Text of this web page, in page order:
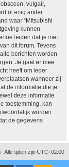
vulgair,
of enig ander
waar “Mitsubishi
kunnen
leiden dat je met
dit forum. Tevens
berichten worden
Je gaat er mee
heeft om ieder
wanneer zij
de informatie die je
deze informatie
toestemming, kan
worden
de gegevens
Alle tijden zijn UTC+02:00